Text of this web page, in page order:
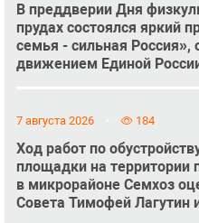
В преддверии Дня
прудах состоялся яркий
семья - сильная
движением Единой
7 августа 2026 184
Ход работ по
площадки на
в микрорайоне Семхоз
Совета Тимофей Лагутин